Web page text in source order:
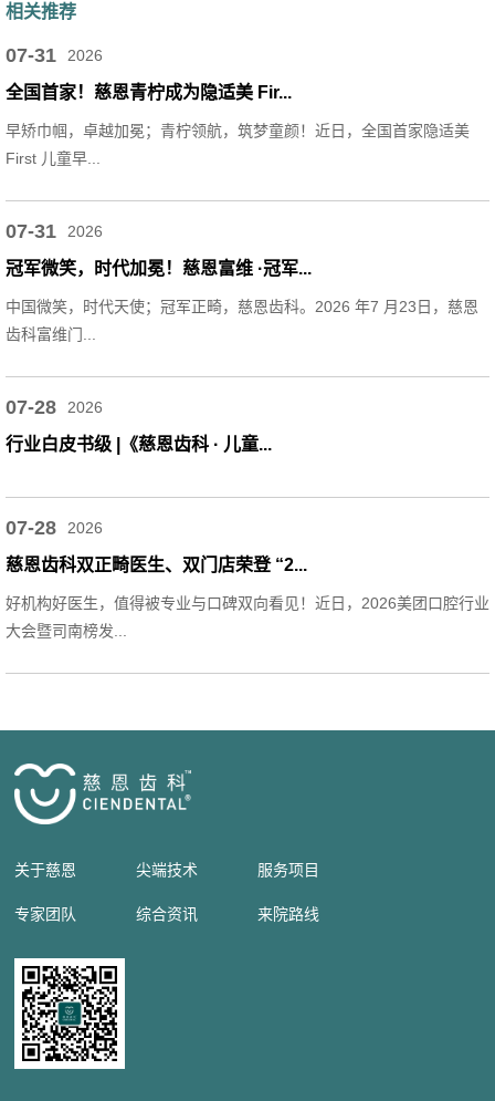
相关推荐
07-31 2026
全国首家！慈恩青柠成为隐适美 Fir...
早矫巾帼，卓越加冕；青柠领航，筑梦童颜！近日，全国首家隐适美
First 儿童早...
07-31 2026
冠军微笑，时代加冕！慈恩富维 ·冠军...
中国微笑，时代天使；冠军正畸，慈恩齿科。2026 年7 月23日，慈恩
齿科富维门...
07-28 2026
行业白皮书级 |《慈恩齿科 · 儿童...
07-28 2026
慈恩齿科双正畸医生、双门店荣登 “2...
好机构好医生，值得被专业与口碑双向看见！近日，2026美团口腔行业
大会暨司南榜发...
关于慈恩 尖端技术 服务项目
专家团队 综合资讯 来院路线